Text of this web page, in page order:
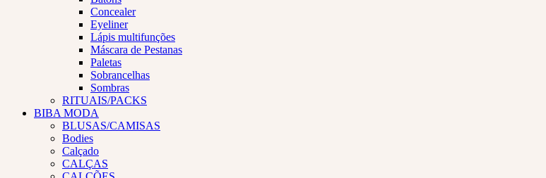
Concealer
Eyeliner
Lápis multifunções
Máscara de Pestanas
Paletas
Sobrancelhas
Sombras
RITUAIS/PACKS
BIBA MODA
BLUSAS/CAMISAS
Bodies
Calçado
CALÇAS